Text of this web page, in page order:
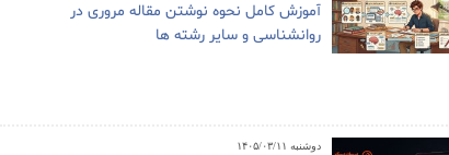
آموزش کامل نحوه نوشتن مقاله مروری در
روانشناسی و سایر رشته ها
دوشنبه ۱۴۰۵/۰۳/۱۱